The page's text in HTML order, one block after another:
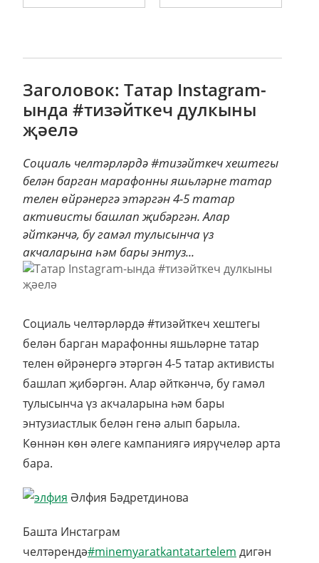
Заголовок: Татар Instagram-
ында #тизәйткеч дулкыны
җәелә
Социаль челтәрләрдә #тизәйткеч хештегы
белән барган марафонны яшьләрне татар
телен өйрәнергә этәргән 4-5 татар
активисты башлап җибәргән. Алар
әйткәнчә, бу гамәл тулысынча үз
акчаларына һәм бары энтуз...
Социаль челтәрләрдә #тизәйткеч хештегы
белән барган марафонны яшьләрне татар
телен өйрәнергә этәргән 4-5 татар активисты
башлап җибәргән. Алар әйткәнчә, бу гамәл
тулысынча үз акчаларына һәм бары
энтузиастлык белән генә алып барыла.
Көннән көн әлеге кампаниягә иярүчеләр арта
бара.
Әлфия Бәдретдинова
Башта Инстаграм
челтәрендә#minemyaratkantatartelem дигән